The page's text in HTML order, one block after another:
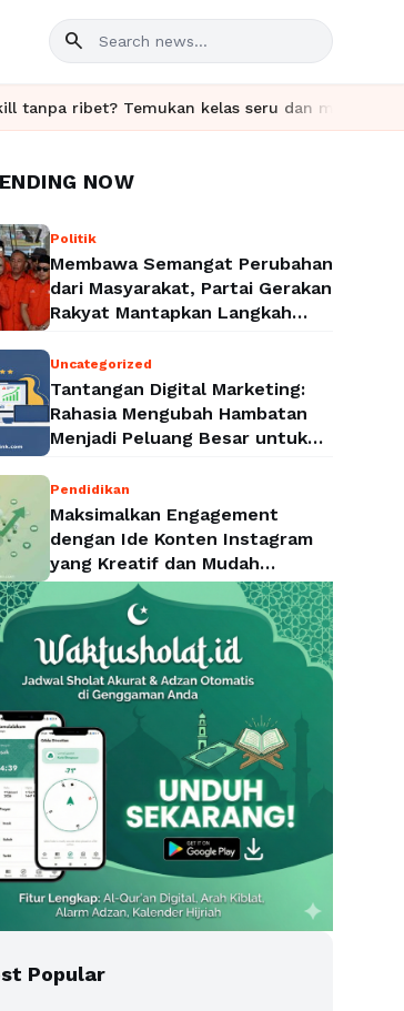
search
Temukan kelas seru dan materi lengkap
NOW
Politik
Membawa Semangat Perubahan
dari Masyarakat, Partai Gerakan
Rakyat Mantapkan Langkah
Nasional
Uncategorized
Tantangan Digital Marketing:
Rahasia Mengubah Hambatan
Menjadi Peluang Besar untuk
Pendidikan
Maksimalkan Engagement
dengan Ide Konten Instagram
yang Kreatif dan Mudah
Diterapkan
Popular